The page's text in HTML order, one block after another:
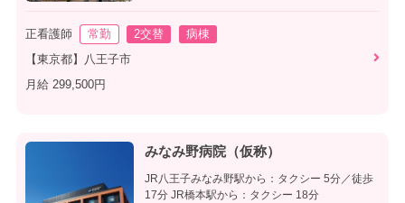
正看護師 常勤 2交替
病棟
【東京都】八王子市
月給 299,500円
みなみ野病院（仮称）
JR八王子みなみ野駅から：タクシー 5分／徒歩
17分 JR橋本駅から：タクシー 18分